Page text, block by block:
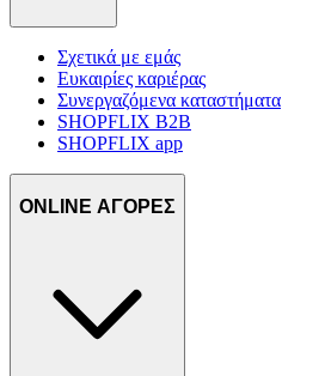
Σχετικά με εμάς
Ευκαιρίες καριέρας
Συνεργαζόμενα καταστήματα
SHOPFLIX B2B
SHOPFLIX app
ONLINE ΑΓΟΡΕΣ